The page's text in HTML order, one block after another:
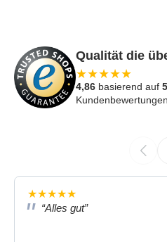
Qualität die
★★★★★
4,86 basierend auf
Kundenbewertungen
★★★★★
“Alles gut”